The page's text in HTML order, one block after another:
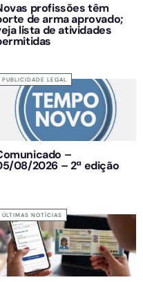
profissões têm
de arma aprovado;
lista de atividades
PUBLICIDADE LEGAL
–
08/2026 – 2ª edição
ÚLTIMAS NOTÍCIAS